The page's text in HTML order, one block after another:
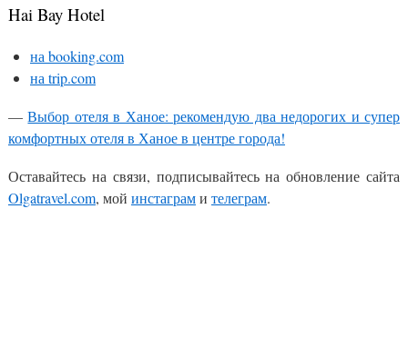
Hai Bay Hotel
на booking.com
на trip.com
—Выбор отеля в Ханое: рекомендую два недорогих и супер
комфортных отеля в Ханое в центре города!
Оставайтесь на связи, подписывайтесь на обновление сайта
Olgatravel.com, мой инстаграми телеграм.